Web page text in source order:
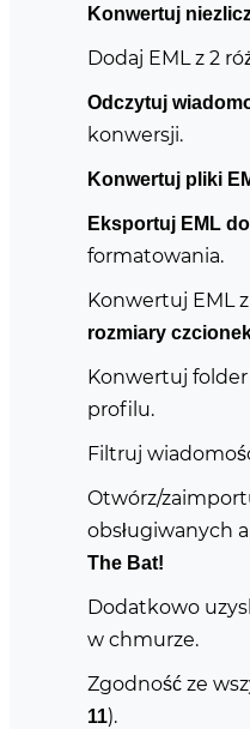
Konwertuj
Dodaj EML z 2
Odczytuj
konwersji.
Konwertuj pliki
Eksportuj EML
formatowania.
Konwertuj EML
rozmiary
Konwertuj
profilu.
Filtruj
Otwórz/
obsługiwanych
The Bat!
Dodatkowo
w chmurze.
Zgodność ze
11).